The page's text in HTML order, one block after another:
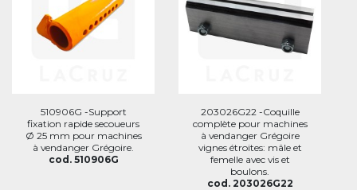
510906G -Support
fixation rapide secoueurs
Ø 25 mm pour machines
à vendanger Grégoire.
cod. 510906G
203026G22 -Coquille
complète pour machines
à vendanger Grégoire
vignes étroites: mâle et
femelle avec vis et
boulons.
cod. 203026G22